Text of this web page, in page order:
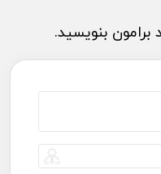
برامون بنویسید.